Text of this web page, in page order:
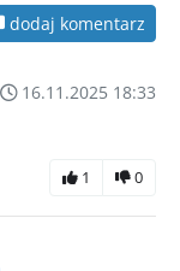
dodaj komentarz
16.11.2025 18:33
1 0